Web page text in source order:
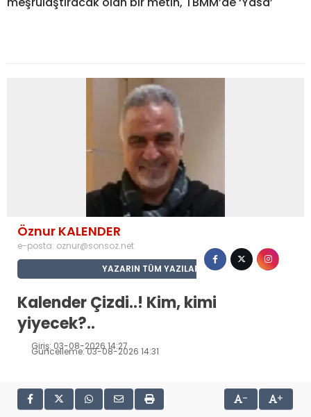
Öznur KALENDER
e-posta: oznur@sonsoz.net
YAZARIN TÜM YAZILARI
Kalender Çizdi..! Kim, kimi
yiyecek?..
Giriş: 03-08-2026 14:27
Güncelleme: 03-08-2026 14:31
- +